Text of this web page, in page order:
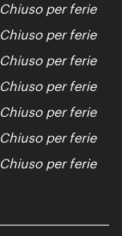
Chiuso per ferie
Chiuso per ferie
Chiuso per ferie
Chiuso per ferie
Chiuso per ferie
Chiuso per ferie
Chiuso per ferie